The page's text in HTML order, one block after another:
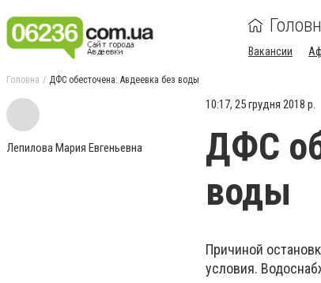
Вакансии
Головна ДФС обесточена: Авдеевка без воды
Лепилова Мария Евгеньевна
10:17, 25 грудня 2018 р.
ДФС
воды
Причиной
условия.